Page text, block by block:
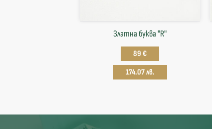
Златна буква "R"
89 €
174.07 лв.